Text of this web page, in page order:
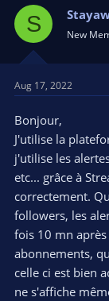
a
d
s
t
r
e
r
t
t
S New
Aug 17, 2022
Bonjour,
J'utilise la
j'utilise les
etc... grâce à
correctement.
followers, les
fois 10 mn
abonnements,
celle ci est bien
ne s'affiche